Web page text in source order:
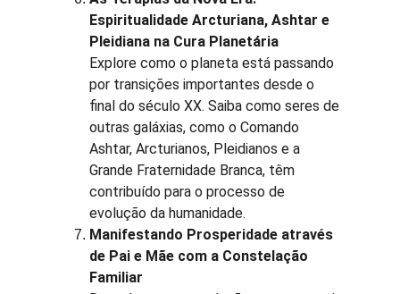
Espiritualidade Arcturiana, Ashtar e
Pleidiana na Cura Planetária
Explore como o planeta está passando
por transições importantes desde o
final do século XX. Saiba como seres de
outras galáxias, como o Comando
Ashtar, Arcturianos, Pleidianos e a
Grande Fraternidade Branca, têm
contribuído para o processo de
evolução da humanidade.
Manifestando Prosperidade através
de Pai e Mãe com a Constelação
Familiar